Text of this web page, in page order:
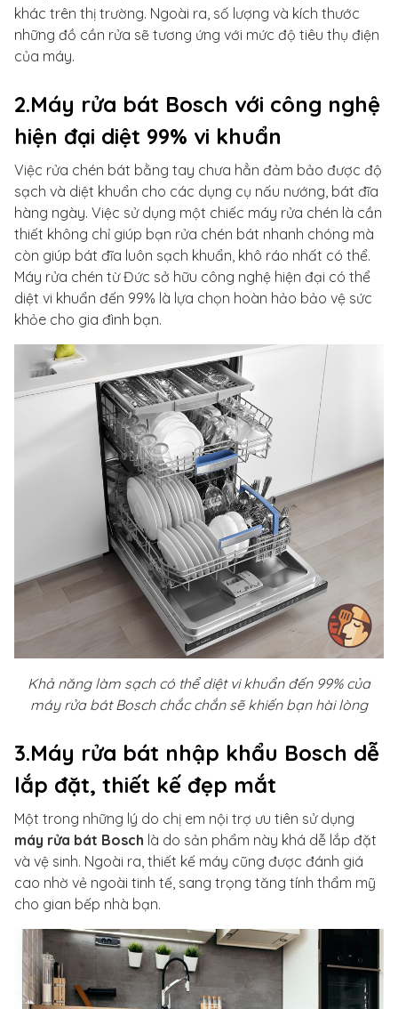
khác trên thị trường. Ngoài ra, số lượng và kích thước
những đồ cần rửa sẽ tương ứng với mức độ tiêu thụ điện
của máy.
2.Máy rửa bát Bosch với công nghệ
hiện đại diệt 99% vi khuẩn
Việc rửa chén bát bằng tay chưa hẳn đảm bảo được độ
sạch và diệt khuẩn cho các dụng cụ nấu nướng, bát đĩa
hàng ngày. Việc sử dụng một chiếc máy rửa chén là cần
thiết không chỉ giúp bạn rửa chén bát nhanh chóng mà
còn giúp bát đĩa luôn sạch khuẩn, khô ráo nhất có thể.
Máy rửa chén từ Đức sở hữu công nghệ hiện đại có thể
diệt vi khuẩn đến 99% là lựa chọn hoàn hảo bảo vệ sức
khỏe cho gia đình bạn.
Khả năng làm sạch có thể diệt vi khuẩn đến 99% của
máy rửa bát Bosch chắc chắn sẽ khiến bạn hài lòng
3.Máy rửa bát nhập khẩu Bosch dễ
lắp đặt, thiết kế đẹp mắt
Một trong những lý do chị em nội trợ ưu tiên sử dụng
máy rửa bát Bosch là do sản phẩm này khá dễ lắp đặt
và vệ sinh. Ngoài ra, thiết kế máy cũng được đánh giá
cao nhờ vẻ ngoài tinh tế, sang trọng tăng tính thẩm mỹ
cho gian bếp nhà bạn.